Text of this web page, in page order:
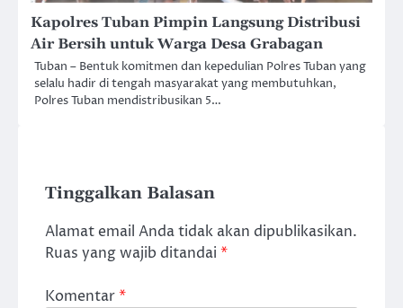
Kapolres Tuban Pimpin Langsung Distribusi
Air Bersih untuk Warga Desa Grabagan
Tuban – Bentuk komitmen dan kepedulian Polres Tuban yang
selalu hadir di tengah masyarakat yang membutuhkan,
Polres Tuban mendistribusikan 5…
Tinggalkan Balasan
Alamat email Anda tidak akan dipublikasikan.
Ruas yang wajib ditandai *
Komentar*